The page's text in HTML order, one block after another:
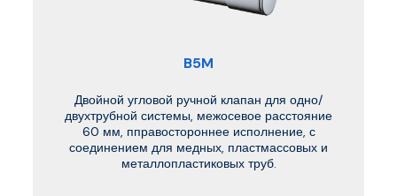
B5M
Двойной угловой ручной клапан для одно/
двухтрубной системы, межосевое расстояние
60 мм, пправостороннее исполнение, с
соединением для медных, пластмассовых и
металлопластиковых труб.